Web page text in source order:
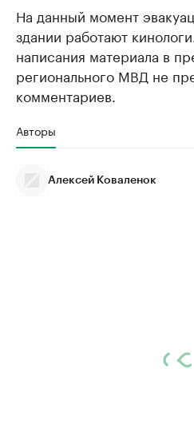
На данный момент
здании работают
написания материала в
регионального МВД не
комментариев.
Авторы
Алексей Коваленок